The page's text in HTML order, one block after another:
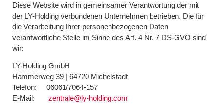
Diese Website wird in gemeinsamer Verantwortung der mit
der LY-Holding verbundenen Unternehmen betrieben. Die für
die Verarbeitung Ihrer personenbezogenen Daten
verantwortliche Stelle im Sinne des Art. 4 Nr. 7 DS-GVO sind
wir:
LY-Holding GmbH
Hammerweg 39 | 64720 Michelstadt
Telefon: 06061/7064-157
E-Mail: zentrale@ly-holding.com